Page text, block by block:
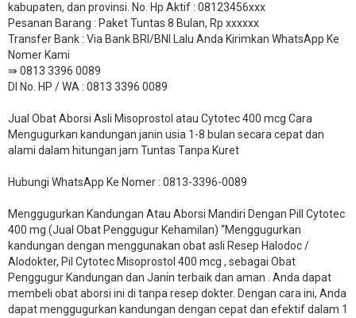
kabupaten, dan provinsi. No. Hp Aktif : 08123456xxx
Pesanan Barang : Paket Tuntas 8 Bulan, Rp xxxxxx
​Transfer Bank : Via Bank BRI/BNI Lalu Anda Kirimkan WhatsApp Ke
Nomer Kami
⇛ 0813 3396 0089
DI No. HP / WA : 0813 3396 0089
Jual Obat Aborsi Asli Misoprostol atau Cytotec 400 mcg Cara
Mengugurkan kandungan janin usia 1-8 bulan secara cepat dan
alami dalam hitungan jam Tuntas Tanpa Kuret
Hubungi WhatsApp Ke Nomer : 0813-3396-0089​
Menggugurkan Kandungan Atau Aborsi Mandiri Dengan Pill Cytotec
400 mg (Jual Obat Penggugur Kehamilan) “Menggugurkan
kandungan dengan menggunakan obat asli Resep Halodoc /
Alodokter, Pil Cytotec Misoprostol 400 mcg , sebagai Obat
Penggugur Kandungan dan Janin terbaik dan aman . Anda dapat
membeli obat aborsi ini di tanpa resep dokter. Dengan cara ini, Anda
dapat menggugurkan kandungan dengan cepat dan efektif dalam 1